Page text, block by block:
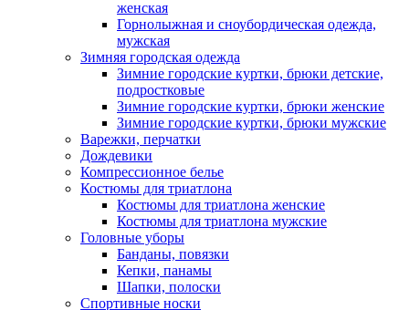
женская
Горнолыжная и сноубордическая одежда,
мужская
Зимняя городская одежда
Зимние городские куртки, брюки детские,
подростковые
Зимние городские куртки, брюки женские
Зимние городские куртки, брюки мужские
Варежки, перчатки
Дождевики
Компрессионное белье
Костюмы для триатлона
Костюмы для триатлона женские
Костюмы для триатлона мужские
Головные уборы
Банданы, повязки
Кепки, панамы
Шапки, полоски
Спортивные носки